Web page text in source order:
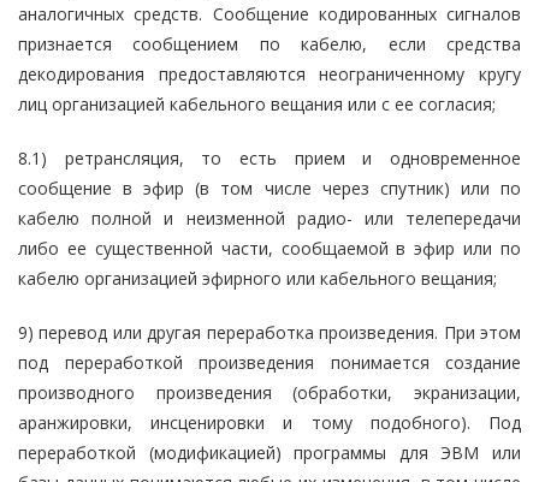
аналогичных средств. Сообщение кодированных сигналов
признается сообщением по кабелю, если средства
декодирования предоставляются неограниченному кругу
лиц организацией кабельного вещания или с ее согласия;
8.1) ретрансляция, то есть прием и одновременное
сообщение в эфир (в том числе через спутник) или по
кабелю полной и неизменной радио- или телепередачи
либо ее существенной части, сообщаемой в эфир или по
кабелю организацией эфирного или кабельного вещания;
9) перевод или другая переработка произведения. При этом
под переработкой произведения понимается создание
производного произведения (обработки, экранизации,
аранжировки, инсценировки и тому подобного). Под
переработкой (модификацией) программы для ЭВМ или